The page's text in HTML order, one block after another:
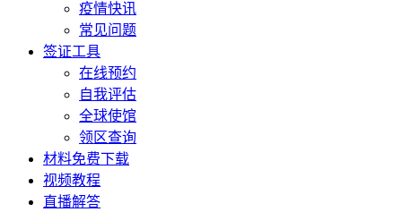
疫情快讯
常见问题
签证工具
在线预约
自我评估
全球使馆
领区查询
材料免费下载
视频教程
直播解答